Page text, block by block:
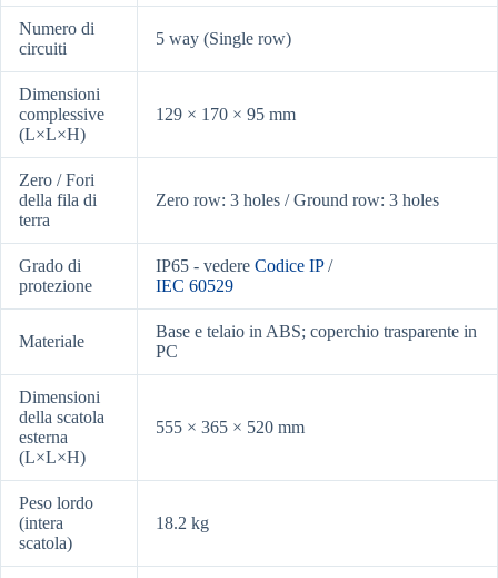
Numero di
circuiti
5 way (Single row)
Dimensioni
complessive
(L×L×H)
129 × 170 × 95 mm
Zero / Fori
della fila di
terra
Zero row: 3 holes / Ground row: 3 holes
Grado di
protezione
IP65 - vedere Codice IP/
IEC 60529
Materiale
Base e telaio in ABS; coperchio trasparente in
PC
Dimensioni
della scatola
esterna
(L×L×H)
555 × 365 × 520 mm
Peso lordo
(intera
scatola)
18.2 kg